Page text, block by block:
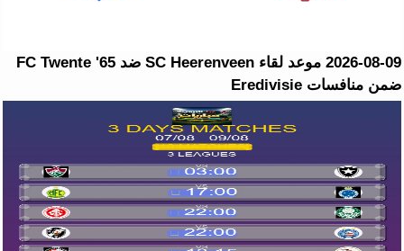
2026-08-09 موعد لقاء SC Heerenveen ضد FC Twente '65
ضمن منافسات Eredivisie